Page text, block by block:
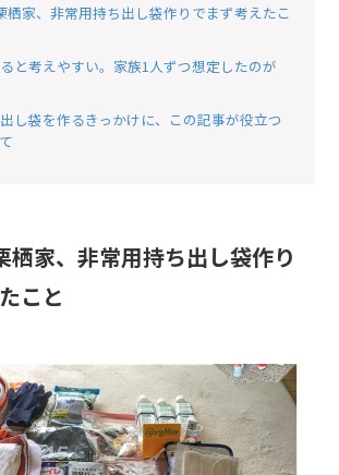
栖家、非常用持ち出し袋作りでまず考えたこ
と考えやすい。家族1人ずつ想定したのが
し袋を作るきっかけに、この記事が役立つ
栖家、非常用持ち出し袋作り
こと